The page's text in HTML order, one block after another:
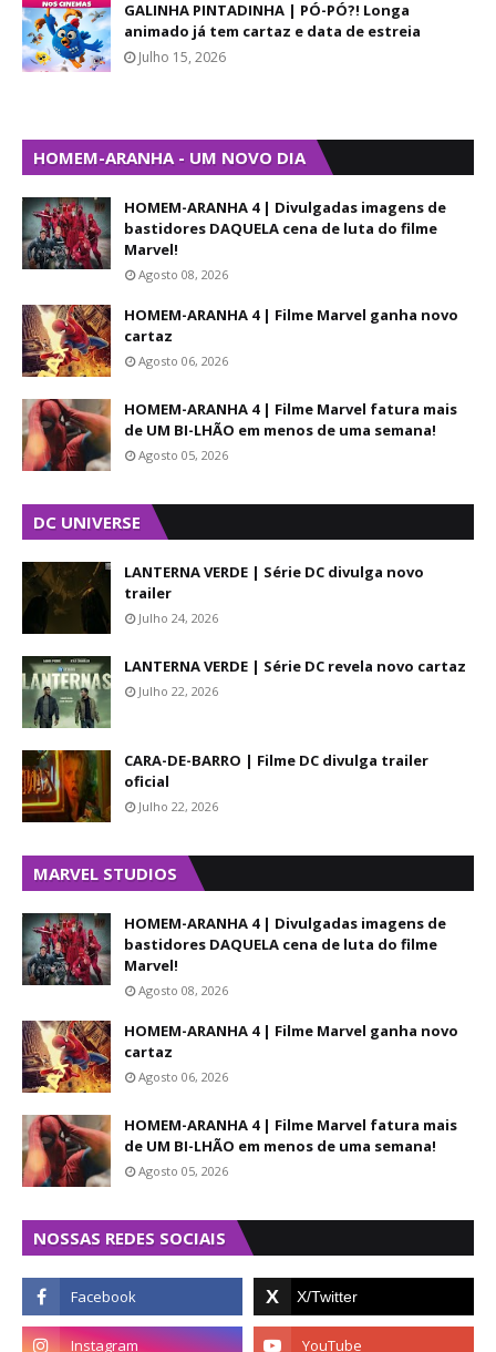
GALINHA PINTADINHA | PÓ-PÓ?! Longa
animado já tem cartaz e data de estreia
Julho 15, 2026
HOMEM-ARANHA - UM NOVO DIA
HOMEM-ARANHA 4 | Divulgadas imagens de
bastidores DAQUELA cena de luta do filme
Marvel!
Agosto 08, 2026
HOMEM-ARANHA 4 | Filme Marvel ganha novo
cartaz
Agosto 06, 2026
HOMEM-ARANHA 4 | Filme Marvel fatura mais
de UM BI-LHÃO em menos de uma semana!
Agosto 05, 2026
DC UNIVERSE
LANTERNA VERDE | Série DC divulga novo
trailer
Julho 24, 2026
LANTERNA VERDE | Série DC revela novo cartaz
Julho 22, 2026
CARA-DE-BARRO | Filme DC divulga trailer
oficial
Julho 22, 2026
MARVEL STUDIOS
HOMEM-ARANHA 4 | Divulgadas imagens de
bastidores DAQUELA cena de luta do filme
Marvel!
Agosto 08, 2026
HOMEM-ARANHA 4 | Filme Marvel ganha novo
cartaz
Agosto 06, 2026
HOMEM-ARANHA 4 | Filme Marvel fatura mais
de UM BI-LHÃO em menos de uma semana!
Agosto 05, 2026
NOSSAS REDES SOCIAIS